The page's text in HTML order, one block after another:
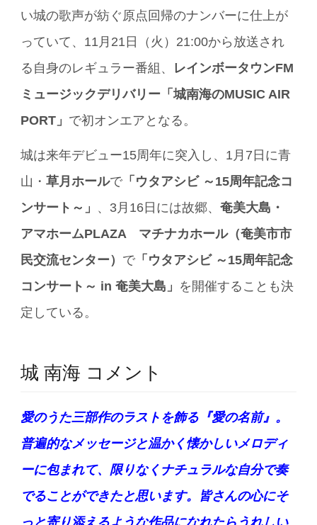
い城の歌声が紡ぐ原点回帰のナンバーに仕上が
っていて、11月21日（火）21:00から放送され
る自身のレギュラー番組、 レインボータウンFM
ミュージックデリバリー「城南海のMUSIC AIR
PORT」 で初オンエアとなる。
城は来年デビュー15周年に突入し、1月7日に青
山・草月ホールで「ウタアシビ ～15周年記念コ
ンサート～」 、3月16日には故郷、奄美大島・
アマホームPLAZA マチナカホール（奄美市市
民交流センター） で「ウタアシビ ～15周年記念
コンサート～ in 奄美大島」 を開催することも決
定している。
城 南海 コメント
愛のうた三部作のラストを飾る『愛の名前』。
普遍的なメッセージと温かく懐かしいメロディ
ーに包まれて、限りなくナチュラルな自分で奏
でることができたと思います。皆さんの心にそ